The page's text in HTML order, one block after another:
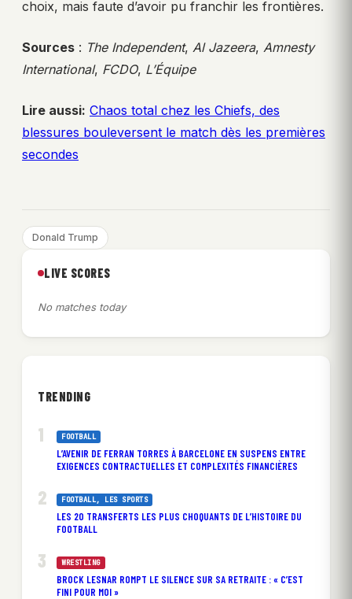
choix, mais faute d’avoir pu franchir les frontières.
Sources : The Independent, Al Jazeera, Amnesty
International, FCDO, L’Équipe
Lire aussi: Chaos total chez les Chiefs, des
blessures bouleversent le match dès les premières
secondes
Donald Trump
LIVE SCORES
No matches today
TRENDING
FOOTBALL
L’AVENIR DE FERRAN TORRES À BARCELONE EN SUSPENS ENTRE
EXIGENCES CONTRACTUELLES ET COMPLEXITÉS FINANCIÈRES
FOOTBALL, LES SPORTS
LES 20 TRANSFERTS LES PLUS CHOQUANTS DE L’HISTOIRE DU
FOOTBALL
WRESTLING
BROCK LESNAR ROMPT LE SILENCE SUR SA RETRAITE : « C’EST
FINI POUR MOI »